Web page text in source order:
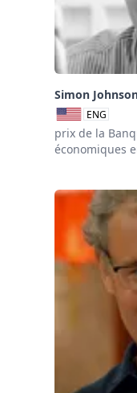
Simon
ENG
prix de la
économiques